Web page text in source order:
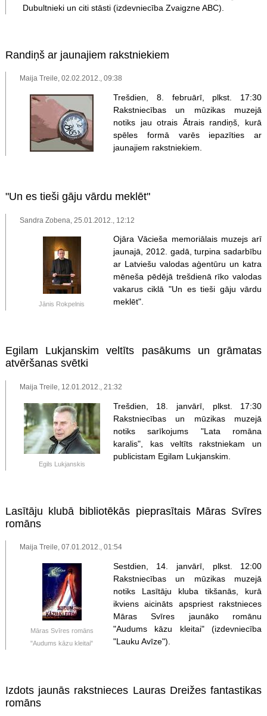
Dubultnieki un citi stāsti (izdevniecība Zvaigzne ABC).
Randiņš ar jaunajiem rakstniekiem
Maija Treile, 02.02.2012., 09:38
Trešdien, 8. februārī, plkst. 17:30
Rakstniecības un mūzikas muzejā
notiks jau otrais Ātrais randiņš, kurā
spēles formā varēs iepazīties ar
jaunajiem rakstniekiem.
"Un es tieši gāju vārdu meklēt"
Sandra Zobena, 25.01.2012., 12:12
Jānis Rokpelnis
Ojāra Vācieša memoriālais muzejs arī
jaunajā, 2012. gadā, turpina sadarbību
ar Latviešu valodas aģentūru un katra
mēneša pēdējā trešdienā rīko valodas
vakarus ciklā "Un es tieši gāju vārdu
meklēt".
Egilam Lukjanskim veltīts pasākums un grāmatas
atvēršanas svētki
Maija Treile, 12.01.2012., 21:32
Egils Lukjanskis
Trešdien, 18. janvārī, plkst. 17:30
Rakstniecības un mūzikas muzejā
notiks sarīkojums "Lata romāna
karalis", kas veltīts rakstniekam un
publicistam Egilam Lukjanskim.
Lasītāju klubā bibliotēkās pieprasītais Māras Svīres
romāns
Maija Treile, 07.01.2012., 01:54
Māras Svīres romāns
"Audums kāzu kleitai"
Sestdien, 14. janvārī, plkst. 12:00
Rakstniecības un mūzikas muzejā
notiks Lasītāju kluba tikšanās, kurā
ikviens aicināts apspriest rakstnieces
Māras Svīres jaunāko romānu
"Audums kāzu kleitai" (izdevniecība
"Lauku Avīze").
Izdots jaunās rakstnieces Lauras Dreižes fantastikas
romāns